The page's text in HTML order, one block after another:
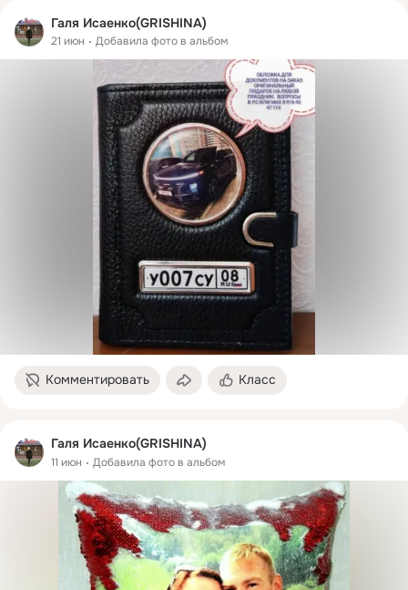
Галя Исаенко(GRISHINA)
21 июн Добавила фото в альбом
Комментировать Класс
Галя Исаенко(GRISHINA)
11 июн Добавила фото в альбом